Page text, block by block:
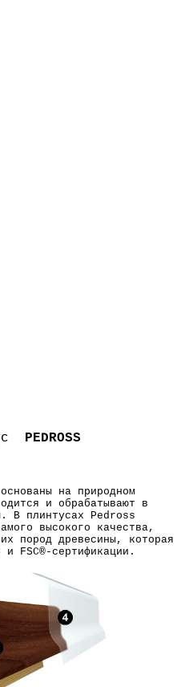
PEDROSS
на природном
и обрабатывают в
В плинтусах Pedross
высокого качества,
пород древесины, которая
и FSC®-сертификации.